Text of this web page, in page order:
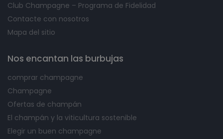
Club Champagne – Programa de Fidelidad
Contacte con nosotros
Mapa del sitio
Nos encantan las burbujas
comprar champagne
Champagne
Ofertas de champán
El champán y la viticultura sostenible
Elegir un buen champagne